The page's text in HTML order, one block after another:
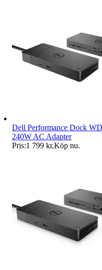
Dell Performance Dock
240W AC Adapter
Pris:1 799 kr,Köp nu.